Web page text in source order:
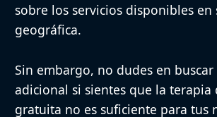
sobre los servicios disponibles en
geográfica.
Sin embargo, no dudes en buscar
adicional si sientes que la terapia
gratuita no es suficiente para tus